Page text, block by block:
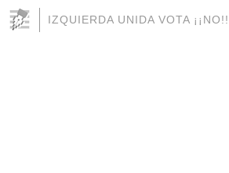
IZQUIERDA UNIDA VOTA